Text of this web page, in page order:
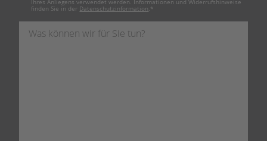
Ihres Anliegens verwendet werden. Informationen und Widerrufshinweise
finden Sie in der Datenschutzinformation. *